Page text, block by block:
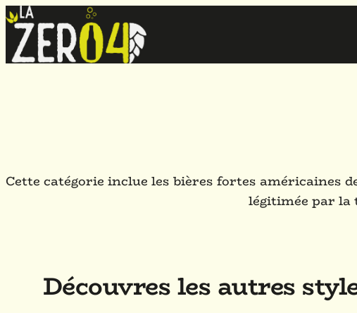
Cette catégorie inclue les bières fortes américaines
légitimée par la
Découvres les autres